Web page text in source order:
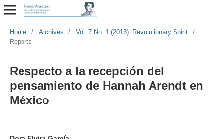
Home / Archives / Vol. 7 No. 1 (2013): Revolutionary Spirit
/
Reports
Respecto a la recepción del
pensamiento de Hannah Arendt en
México